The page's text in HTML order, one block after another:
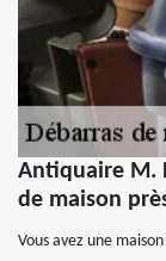
Antiquaire M.
de maison
Vous avez une